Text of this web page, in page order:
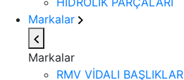
Markalar
Markalar
RMV VİDALI BAŞLIKLAR